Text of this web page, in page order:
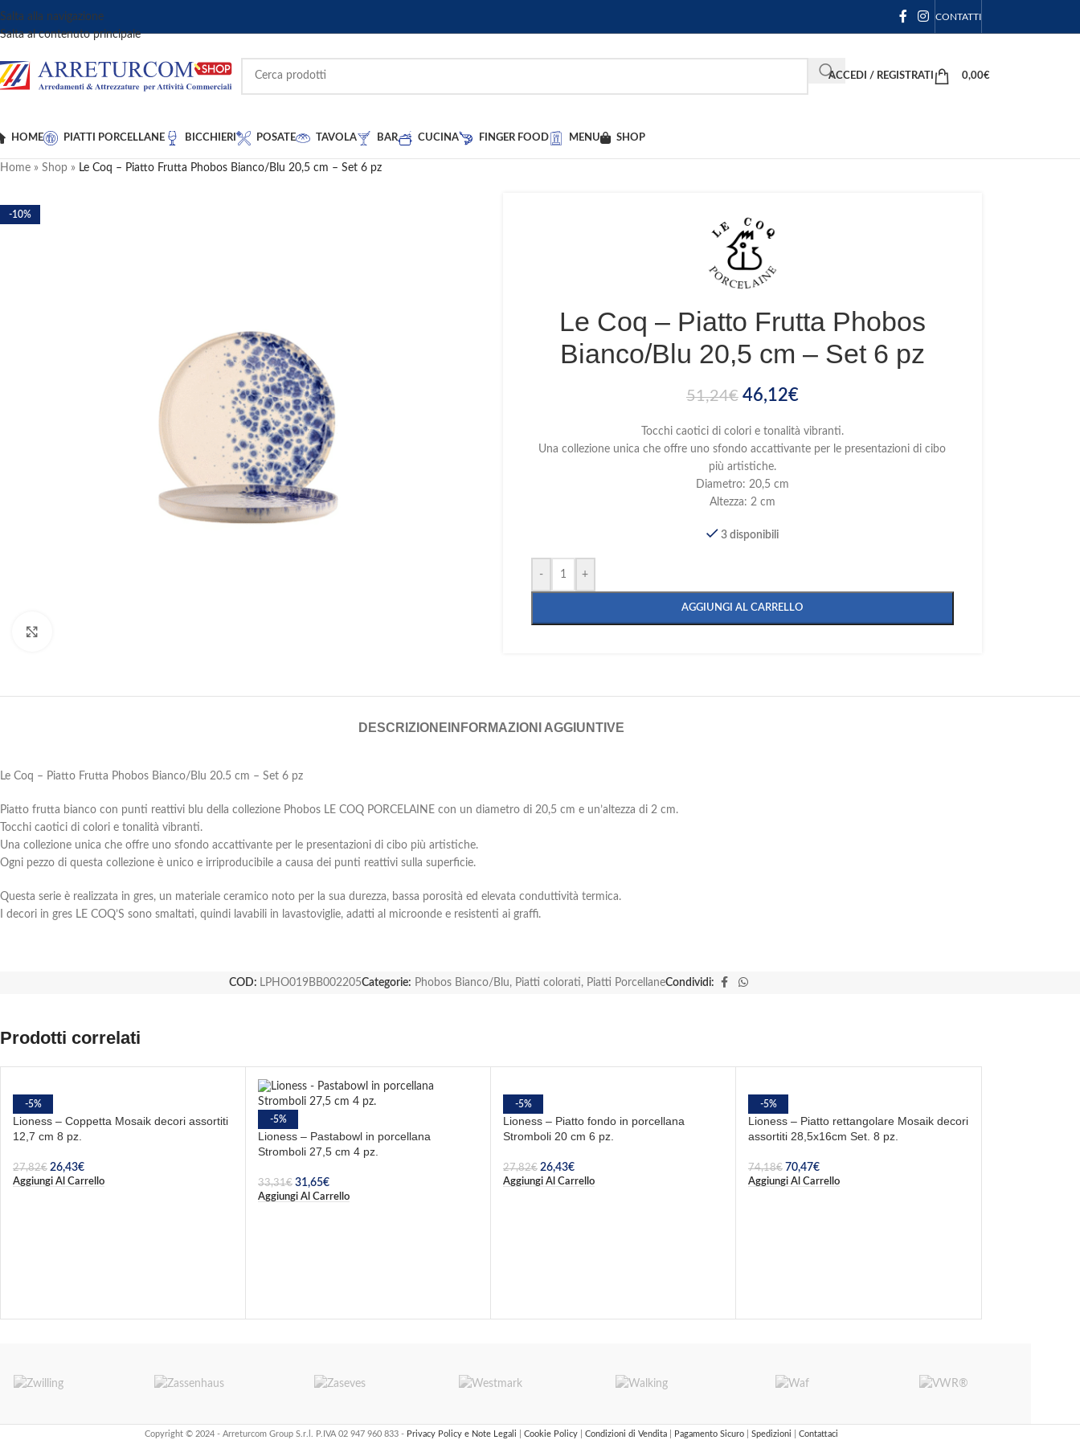
Salta alla navigazione
Salta al contenuto principale
CONTATTI
ACCEDI / REGISTRATI 0,00€
HOME PIATTI PORCELLANE BICCHIERI POSATE TAVOLA BAR CUCINA FINGER FOOD MENU SHOP
Home » Shop » Le Coq – Piatto Frutta Phobos Bianco/Blu 20,5 cm – Set 6 pz
-10%
Le Coq – Piatto Frutta Phobos
Bianco/Blu 20,5 cm – Set 6 pz
51,24€ 46,12€
Tocchi caotici di colori e tonalità vibranti.
Una collezione unica che offre uno sfondo accattivante per le presentazioni di cibo
più artistiche.
Diametro: 20,5 cm
Altezza: 2 cm
3 disponibili
- +
AGGIUNGI AL CARRELLO
DESCRIZIONE INFORMAZIONI AGGIUNTIVE
Le Coq – Piatto Frutta Phobos Bianco/Blu 20.5 cm – Set 6 pz
Piatto frutta bianco con punti reattivi blu della collezione Phobos LE COQ PORCELAINE con un diametro di 20,5 cm e un’altezza di 2 cm.
Tocchi caotici di colori e tonalità vibranti.
Una collezione unica che offre uno sfondo accattivante per le presentazioni di cibo più artistiche.
Ogni pezzo di questa collezione è unico e irriproducibile a causa dei punti reattivi sulla superficie.
Questa serie è realizzata in gres, un materiale ceramico noto per la sua durezza, bassa porosità ed elevata conduttività termica.
I decori in gres LE COQ’S sono smaltati, quindi lavabili in lavastoviglie, adatti al microonde e resistenti ai graffi.
COD: LPHO019BB002205Categorie: Phobos Bianco/Blu, Piatti colorati, Piatti PorcellaneCondividi:
Prodotti correlati
-5%
Lioness – Coppetta Mosaik decori assortiti
12,7 cm 8 pz.
27,82€ 26,43€
Aggiungi Al Carrello
-5%
Lioness – Pastabowl in porcellana
Stromboli 27,5 cm 4 pz.
33,31€ 31,65€
Aggiungi Al Carrello
-5%
Lioness – Piatto fondo in porcellana
Stromboli 20 cm 6 pz.
27,82€ 26,43€
Aggiungi Al Carrello
-5%
Lioness – Piatto rettangolare Mosaik decori
assortiti 28,5x16cm Set. 8 pz.
74,18€ 70,47€
Aggiungi Al Carrello
Copyright © 2024 - Arreturcom Group S.r.l. P.IVA 02 947 960 833 - Privacy Policy e Note Legali Cookie Policy Condizioni di Vendita Pagamento Sicuro Spedizioni Contattaci